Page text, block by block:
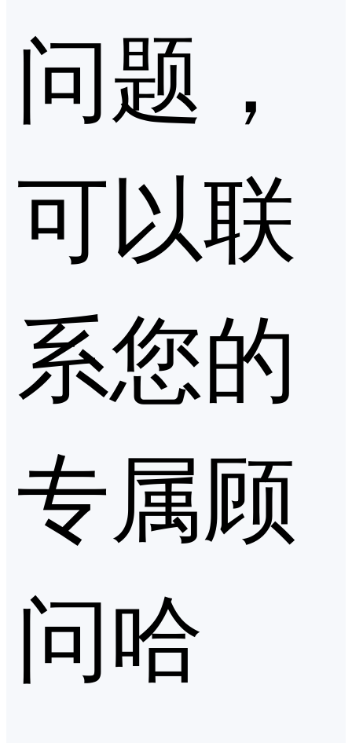
问题，
可以联
系您的
专属顾
问哈